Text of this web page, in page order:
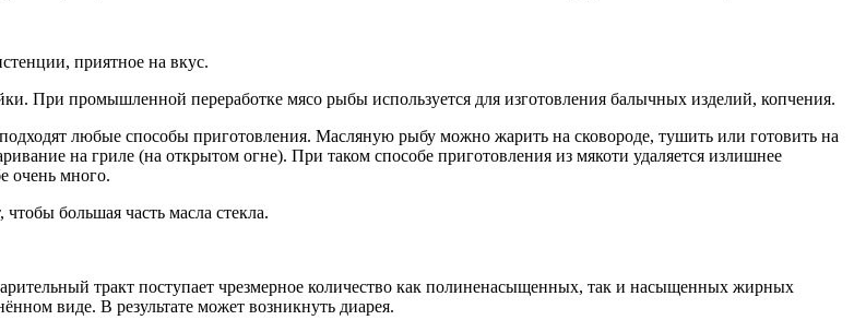
приятное на вкус.
При промышленной переработке мясо рыбы используется для изготовления балычных изделий, копчения.
любые способы приготовления. Масляную рыбу можно жарить на сковороде, тушить или готовить на
на гриле (на открытом огне). При таком способе приготовления из мякоти удаляется излишнее
очень много.
большая часть масла стекла.
тракт поступает чрезмерное количество как полиненасыщенных, так и насыщенных жирных
виде. В результате может возникнуть диарея.